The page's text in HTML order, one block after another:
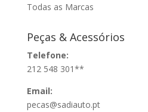
Todas as Marcas
Peças & Acessórios
Telefone:
212 548 301**
Email:
pecas@sadiauto.pt